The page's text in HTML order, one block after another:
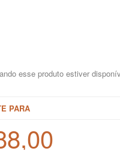
esse produto estiver
PARA